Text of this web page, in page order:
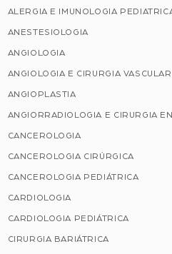
ALERGIA E IMUNOLOGIA
ANESTESIOLOGIA
ANGIOLOGIA
ANGIOLOGIA E CIRURGIA VASCULAR
ANGIOPLASTIA
ANGIORRADIOLOGIA E CIRURGIA
CANCEROLOGIA
CANCEROLOGIA CIRÚRGICA
CANCEROLOGIA PEDIÁTRICA
CARDIOLOGIA
CARDIOLOGIA PEDIÁTRICA
CIRURGIA BARIÁTRICA